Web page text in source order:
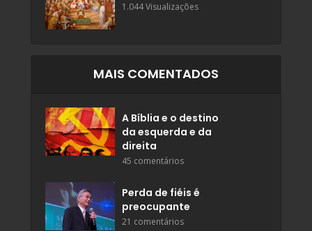
1.044 Visualizações
MAIS COMENTADOS
A Bíblia e o destino
da esquerda e da
direita
45 comentários
Perda de fiéis é
preocupante
21 comentários